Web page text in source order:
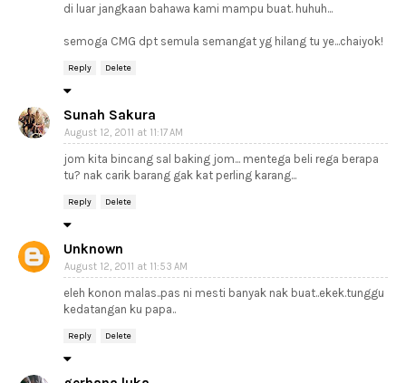
di luar jangkaan bahawa kami mampu buat. huhuh...
semoga CMG dpt semula semangat yg hilang tu ye...chaiyok!
Reply Delete
Sunah Sakura
August 12, 2011 at 11:17 AM
jom kita bincang sal baking jom... mentega beli rega berapa
tu? nak carik barang gak kat perling karang...
Reply Delete
Unknown
August 12, 2011 at 11:53 AM
eleh konon malas..pas ni mesti banyak nak buat..ekek.tunggu
kedatangan ku papa..
Reply Delete